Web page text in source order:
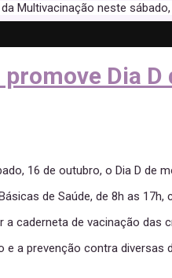
Multivacinação neste sábado,
Dia
16 de outubro, o Dia D de
de Saúde, de 8h as
caderneta de vacinação das
a prevenção contra diversas